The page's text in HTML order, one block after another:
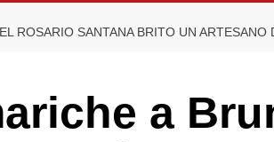
ROSARIO SANTANA BRITO UN ARTESANO
a